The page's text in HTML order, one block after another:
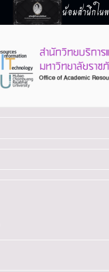
น้อมสำนึกใน